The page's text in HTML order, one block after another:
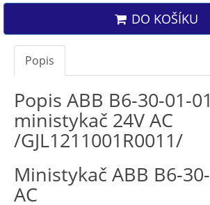
DO KOŠÍKU
Popis
Popis ABB B6-30-01-01
ministykač 24V AC
/GJL1211001R0011/
Ministykač ABB B6-
AC